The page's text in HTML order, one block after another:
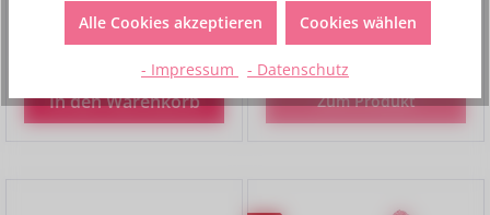
3,36 €*
In den Warenkorb
set/3
5,49 €*
Zum Produkt
Alle Cookies akzeptieren Cookies wählen
- Impressum - Datenschutz